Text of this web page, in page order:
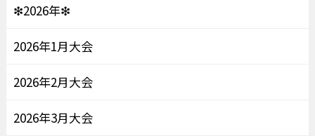
❇2026年❇
2026年1月大会
2026年2月大会
2026年3月大会